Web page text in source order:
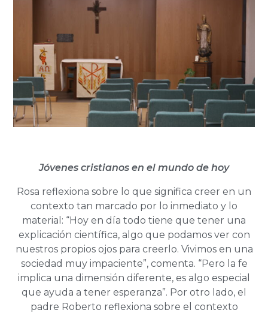
Jóvenes cristianos en el mundo de hoy
Rosa reflexiona sobre lo que significa creer en un
contexto tan marcado por lo inmediato y lo
material: “Hoy en día todo tiene que tener una
explicación científica, algo que podamos ver con
nuestros propios ojos para creerlo. Vivimos en una
sociedad muy impaciente”, comenta. “Pero la fe
implica una dimensión diferente, es algo especial
que ayuda a tener esperanza”. Por otro lado, el
padre Roberto reflexiona sobre el contexto